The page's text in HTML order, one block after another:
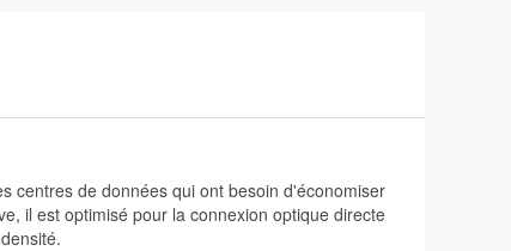
centres de données qui ont besoin d'économiser
il est optimisé pour la connexion optique directe